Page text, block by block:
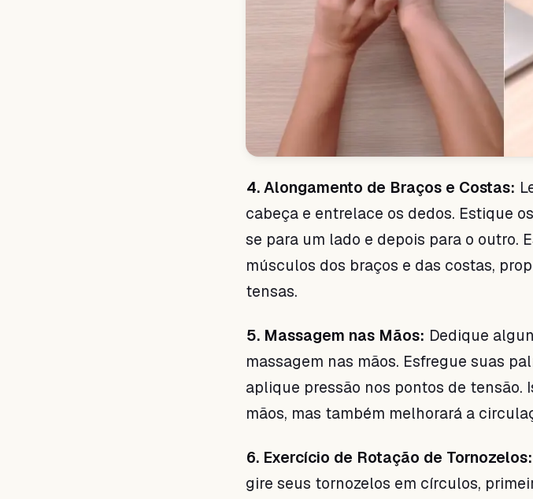
4. Alongamento de Braços e Costas:
cabeça e entrelace os dedos. Estique
se para um lado e depois para o outro.
músculos dos braços e das costas,
tensas.
5. Massagem nas Mãos: Dedique
massagem nas mãos. Esfregue suas
aplique pressão nos pontos de tensão.
mãos, mas também melhorará a
6. Exercício de Rotação de Tornozelos:
gire seus tornozelos em círculos,